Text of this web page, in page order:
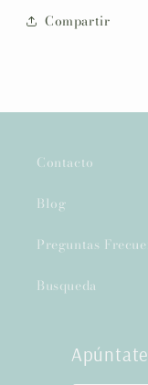
Compartir
Contacto
Blog
Preguntas
Busqueda